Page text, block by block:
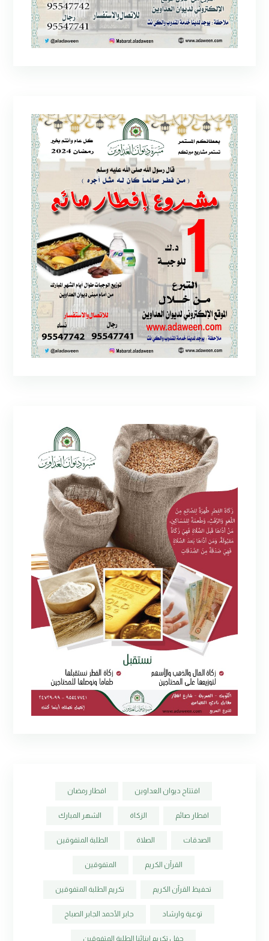
افتتاح ديوان العداوين افطار رمضان
افطار صائم الزكاة الشهر المبارك
الصدقات الصلاة الطلبة المتفوقين
القرآن الكريم المتفوقين
تحفيظ القرآن الكريم تكريم الطلبة المتفوقين
توعية وارشاد جابر الأحمد الجابر الصباح
حفل تكريم ابنائنا الطلبة المتفوقين